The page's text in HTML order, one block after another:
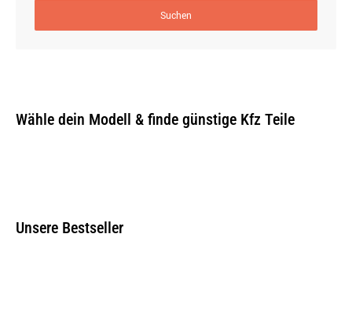
Suchen
Wähle dein Modell & finde günstige Kfz Teile
Unsere Bestseller